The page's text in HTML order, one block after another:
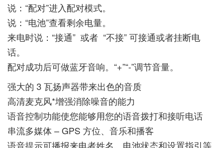
说：“配对”进入配对模式。
说：“电池”查看剩余电量。
来电时说：“接通” 或者 “不接” 可接通或者挂断电
话。
配对成功后可做蓝牙音响。“+”“-”调节音量。
强大的 3 瓦扬声器带来出色的音质
高清麦克风*增强消除噪音的能力
语音控制功能使您能够用您的语音拨打和接听电话
串流多媒体 – GPS 方位、音乐和播客
语音提示可播报来电者姓名、电池状态和设置指引等